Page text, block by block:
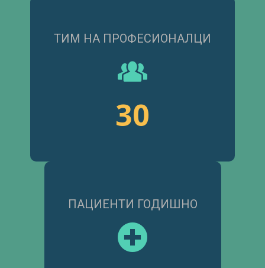
ТИМ НА ПРОФЕСИОНАЛЦИ
30
ПАЦИЕНТИ ГОДИШНО